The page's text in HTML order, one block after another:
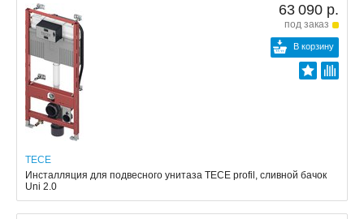
63 090 р.
под заказ
В корзину
TECE
Инсталляция для подвесного унитаза TECE profil, сливной бачок
Uni 2.0